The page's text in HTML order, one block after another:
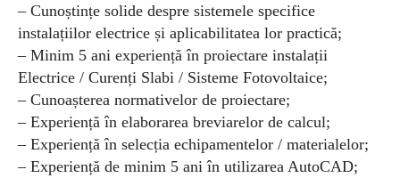
– Cunoștințe solide despre sistemele specifice
instalațiilor electrice și aplicabilitatea lor practică;
– Minim 5 ani experiență în proiectare instalații
Electrice / Curenți Slabi / Sisteme Fotovoltaice;
– Cunoașterea normativelor de proiectare;
– Experiență în elaborarea breviarelor de calcul;
– Experiență în selecția echipamentelor / materialelor;
– Experiență de minim 5 ani în utilizarea AutoCAD;